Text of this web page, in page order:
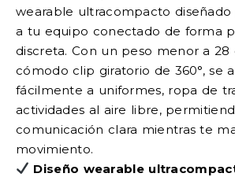
wearable ultracompacto
a tu equipo conectado de forma
discreta. Con un peso menor a 28
cómodo clip giratorio de 360°, se
fácilmente a uniformes, ropa de
actividades al aire libre,
comunicación clara mientras te
movimiento.
Diseño wearable